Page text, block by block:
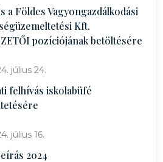
a Földes Vagyongazdálkodási
Kft.
pozíciójának betöltésére
július 24.
felhívás iskolabüfé
július 16.
2024